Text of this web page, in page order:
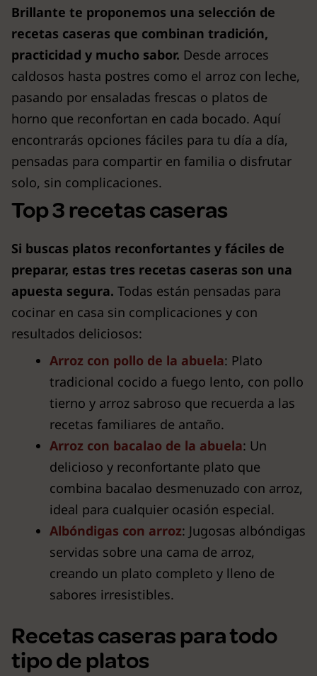
Brillante te proponemos una selección de
recetas caseras que combinan tradición,
practicidad y mucho sabor. Desde arroces
caldosos hasta postres como el arroz con leche,
pasando por ensaladas frescas o platos de
horno que reconfortan en cada bocado. Aquí
encontrarás opciones fáciles para tu día a día,
pensadas para compartir en familia o disfrutar
solo, sin complicaciones.
Top 3 recetas caseras
Si buscas platos reconfortantes y fáciles de
preparar, estas tres recetas caseras son una
apuesta segura. Todas están pensadas para
cocinar en casa sin complicaciones y con
resultados deliciosos:
Arroz con pollo de la abuela: Plato
tradicional cocido a fuego lento, con pollo
tierno y arroz sabroso que recuerda a las
recetas familiares de antaño.
Arroz con bacalao de la abuela: Un
delicioso y reconfortante plato que
combina bacalao desmenuzado con arroz,
ideal para cualquier ocasión especial.
Albóndigas con arroz: Jugosas albóndigas
servidas sobre una cama de arroz,
creando un plato completo y lleno de
sabores irresistibles.
Recetas caseras para todo
tipo de platos